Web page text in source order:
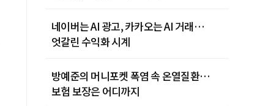
네이버는 AI 광고, 카카오는 AI 거래…
엇갈린 수익화 시계
방예준의 머니포켓 폭염 속 온열질환…
보험 보장은 어디까지